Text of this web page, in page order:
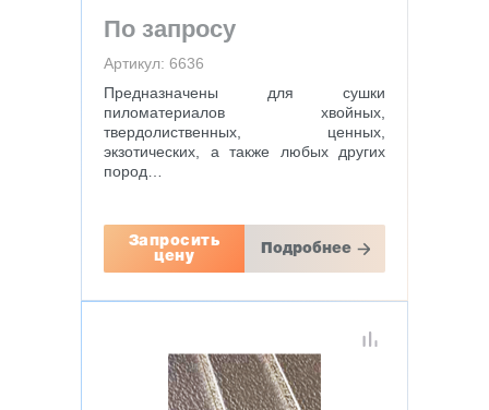
По запросу
Артикул: 6636
Предназначены для сушки
пиломатериалов хвойных,
твердолиственных, ценных,
экзотических, а также любых других
пород…
Запросить
цену
Подробнее